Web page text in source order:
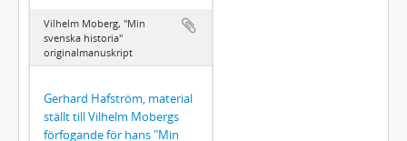
Vilhelm Moberg, "Min
svenska historia"
originalmanuskript
Gerhard Hafström, material
ställt till Vilhelm Mobergs
förfogande för hans "Min